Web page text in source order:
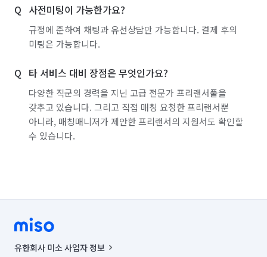
사전미팅이 가능한가요?
규정에 준하여 채팅과 유선상담만 가능합니다. 결제 후의
미팅은 가능합니다.
타 서비스 대비 장점은 무엇인가요?
다양한 직군의 경력을 지닌 고급 전문가 프리랜서풀을
갖추고 있습니다. 그리고 직접 매칭 요청한 프리랜서뿐
아니라, 매칭매니저가 제안한 프리랜서의 지원서도 확인할
수 있습니다.
유한회사 미소 사업자 정보